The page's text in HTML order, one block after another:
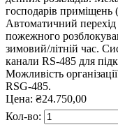
господарів приміщень
Автоматичний
пожежного
зимовий/літній час.
канали RS-485 для
Можливість
RSG-485.
Цена: ₴24.750,00
Кол-во: